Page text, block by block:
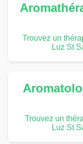
Trouvez un
Luz St
Trouvez un
Luz St